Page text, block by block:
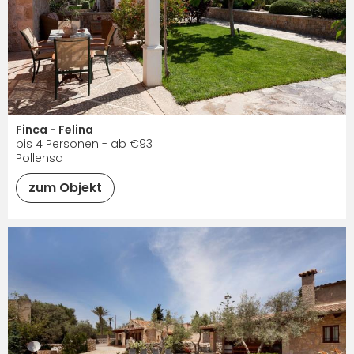
Finca - Felina
bis 4 Personen - ab €93
Pollensa
zum Objekt